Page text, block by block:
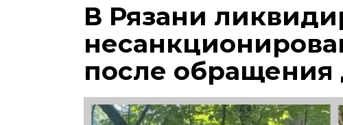
В Рязани
после обращения